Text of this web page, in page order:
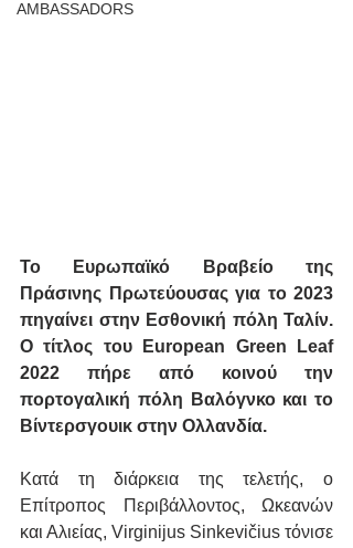
AMBASSADORS
Το Ευρωπαϊκό Βραβείο της
Πράσινης Πρωτεύουσας για το 2023
πηγαίνει στην Εσθονική πόλη Ταλίν.
Ο τίτλος του European Green Leaf
2022 πήρε από κοινού την
πορτογαλική πόλη Βαλόγνκο και το
Βίντερσγουικ στην Ολλανδία.
Κατά τη διάρκεια της τελετής, ο
Επίτροπος Περιβάλλοντος, Ωκεανών
και Αλιείας, Virginijus Sinkevičius τόνισε